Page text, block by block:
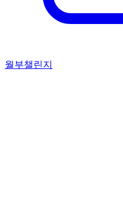
월부챌린지